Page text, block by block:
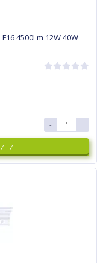
4500Lm 12W 40W
- +